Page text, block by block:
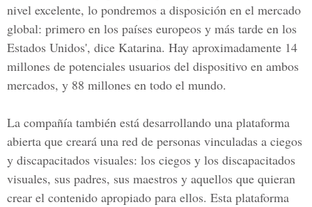
nivel excelente, lo pondremos a disposición en el mercado
global: primero en los países europeos y más tarde en los
Estados Unidos', dice Katarina. Hay aproximadamente 14
millones de potenciales usuarios del dispositivo en ambos
mercados, y 88 millones en todo el mundo.
La compañía también está desarrollando una plataforma
abierta que creará una red de personas vinculadas a ciegos
y discapacitados visuales: los ciegos y los discapacitados
visuales, sus padres, sus maestros y aquellos que quieran
crear el contenido apropiado para ellos. Esta plataforma